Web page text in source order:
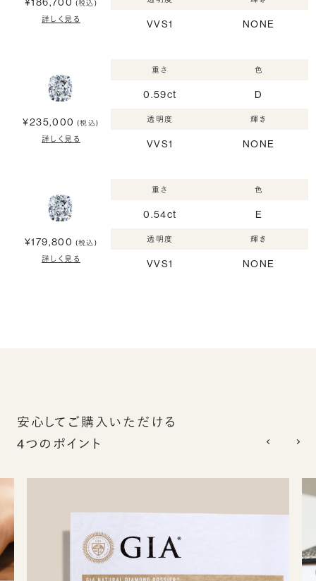
(税込)
詳しく見る VVS1 NONE
¥235,000 (税込)
詳しく見る
重さ
0.59ct
色
D
透明度
VVS1
輝き
NONE
¥179,800 (税込)
詳しく見る
重さ
0.54ct
色
E
透明度
VVS1
輝き
NONE
安心してご購入いただける
4つのポイント